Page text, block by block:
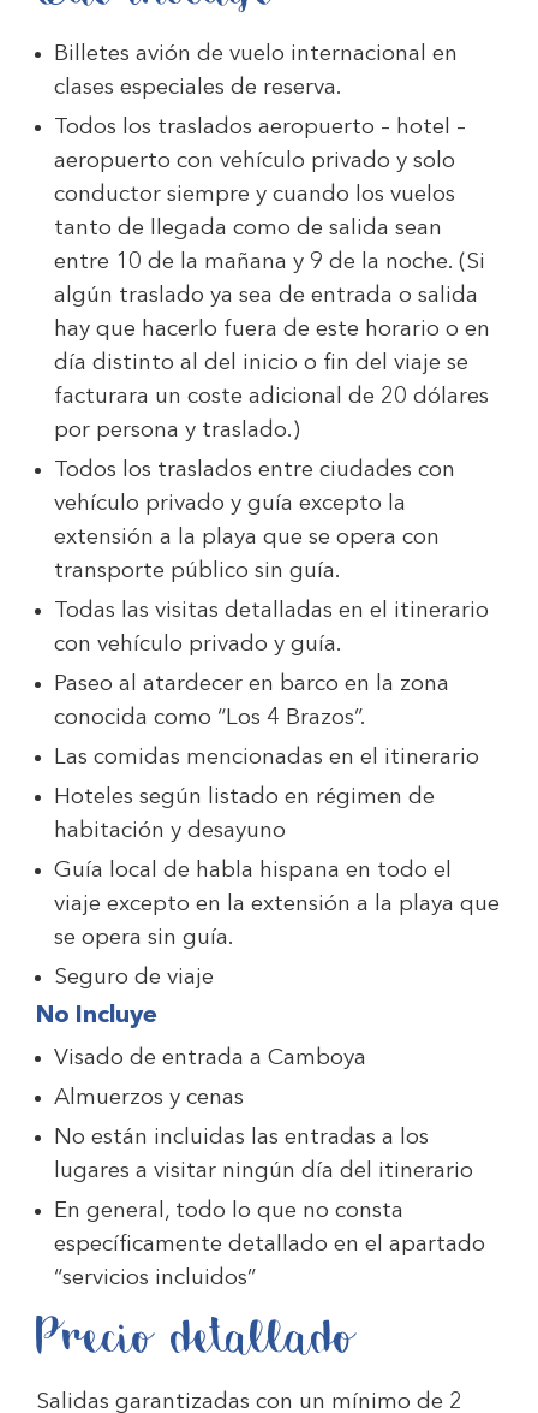
Billetes avión de vuelo internacional en
clases especiales de reserva.
Todos los traslados aeropuerto – hotel –
aeropuerto con vehículo privado y solo
conductor siempre y cuando los vuelos
tanto de llegada como de salida sean
entre 10 de la mañana y 9 de la noche. (Si
algún traslado ya sea de entrada o salida
hay que hacerlo fuera de este horario o en
día distinto al del inicio o fin del viaje se
facturara un coste adicional de 20 dólares
por persona y traslado.)
Todos los traslados entre ciudades con
vehículo privado y guía excepto la
extensión a la playa que se opera con
transporte público sin guía.
Todas las visitas detalladas en el itinerario
con vehículo privado y guía.
Paseo al atardecer en barco en la zona
conocida como “Los 4 Brazos”.
Las comidas mencionadas en el itinerario
Hoteles según listado en régimen de
habitación y desayuno
Guía local de habla hispana en todo el
viaje excepto en la extensión a la playa que
se opera sin guía.
Seguro de viaje
No Incluye
Visado de entrada a Camboya
Almuerzos y cenas
No están incluidas las entradas a los
lugares a visitar ningún día del itinerario
En general, todo lo que no consta
específicamente detallado en el apartado
“servicios incluidos”
Precio detallado
Salidas garantizadas con un mínimo de 2